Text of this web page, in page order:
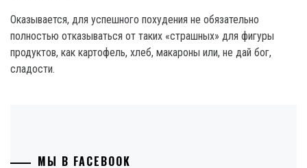
Оказывается, для успешного похудения не обязательно
полностью отказываться от таких «страшных» для фигуры
продуктов, как картофель, хлеб, макароны или, не дай бог,
сладости.
МЫ В FACEBOOK